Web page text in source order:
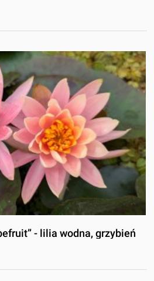
- lilia wodna, grzybień